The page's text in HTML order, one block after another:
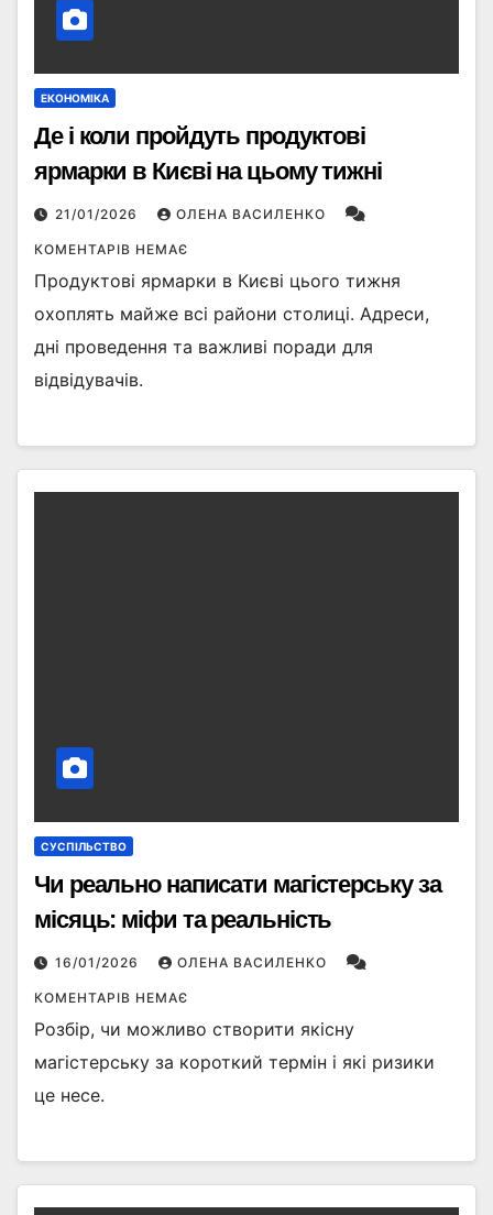
ЕКОНОМІКА
Де і коли пройдуть продуктові
ярмарки в Києві на цьому тижні
21/01/2026 ОЛЕНА ВАСИЛЕНКО
КОМЕНТАРІВ НЕМАЄ
Продуктові ярмарки в Києві цього тижня
охоплять майже всі райони столиці. Адреси,
дні проведення та важливі поради для
відвідувачів.
СУСПІЛЬСТВО
Чи реально написати магістерську за
місяць: міфи та реальність
16/01/2026 ОЛЕНА ВАСИЛЕНКО
КОМЕНТАРІВ НЕМАЄ
Розбір, чи можливо створити якісну
магістерську за короткий термін і які ризики
це несе.